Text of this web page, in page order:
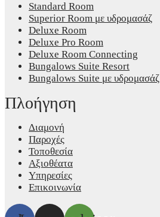
Standard Room
Superior Room με υδρομασάζ
Deluxe Room
Deluxe Pro Room
Deluxe Room Connecting
Bungalows Suite Resort
Bungalows Suite με υδρομασάζ
Πλοήγηση
Διαμονή
Παροχές
Τοποθεσία
Αξιοθέατα
Υπηρεσίες
Επικοινωνία